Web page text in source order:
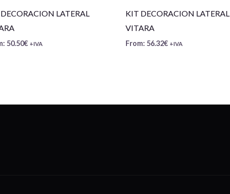
LATERAL
50.50€ +IVA
KIT DECORACION LATERAL
VITARA
From: 56.32€ +IVA